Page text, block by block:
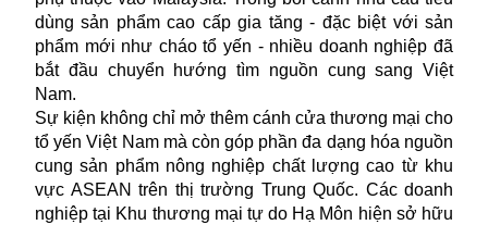
dùng sản phẩm cao cấp gia tăng - đặc biệt với sản
phẩm mới như cháo tổ yến - nhiều doanh nghiệp đã
bắt đầu chuyển hướng tìm nguồn cung sang Việt
Nam.
Sự kiện không chỉ mở thêm cánh cửa thương mại cho
tổ yến Việt Nam mà còn góp phần đa dạng hóa nguồn
cung sản phẩm nông nghiệp chất lượng cao từ khu
vực ASEAN trên thị trường Trung Quốc. Các doanh
nghiệp tại Khu thương mại tự do Hạ Môn hiện sở hữu